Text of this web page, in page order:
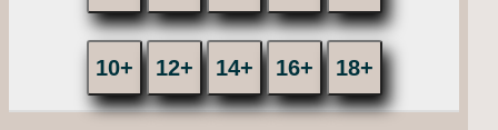
10+ 12+ 14+ 16+ 18+